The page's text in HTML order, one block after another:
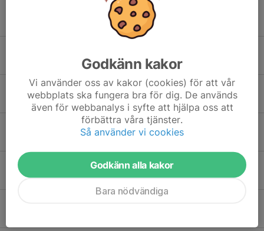
Make-A-Break 28/7
24 jun, 08:49
KT KombiDuvan lördag 13/6
11 jun, 09:21
Stora Klubbmästerskapet söndag 7/6
2 jun, 09:02
Tjejskytte kula måndag 25 maj kl. 18:00
25 maj, 08:33
Godkänn kakor
Vi använder oss av kakor (cookies) för att vår
webbplats ska fungera bra för dig. De används
även för webbanalys i syfte att hjälpa oss att
förbättra våra tjänster.
Så använder vi cookies
Godkänn alla kakor
Bara nödvändiga